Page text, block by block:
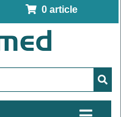
0 article